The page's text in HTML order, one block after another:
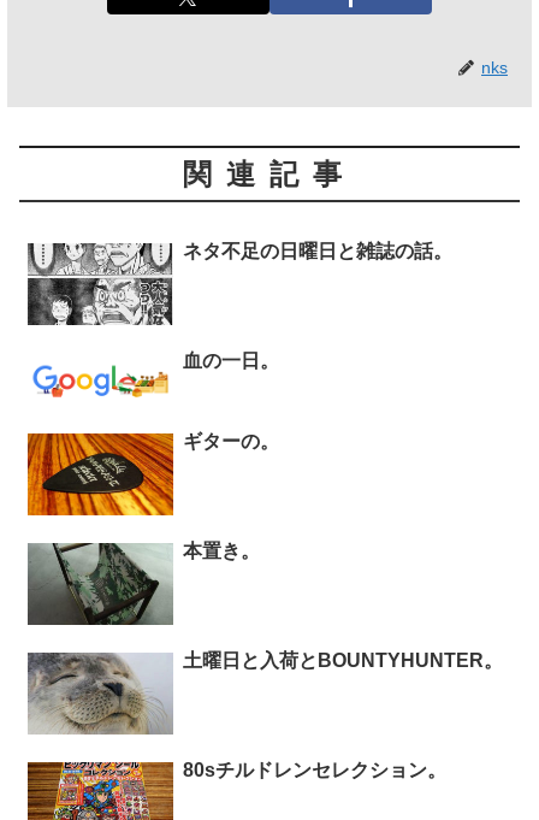
nks
関連記事
ネタ不足の日曜日と雑誌の話。
血の一日。
ギターの。
本置き。
土曜日と入荷とBOUNTYHUNTER。
80sチルドレンセレクション。